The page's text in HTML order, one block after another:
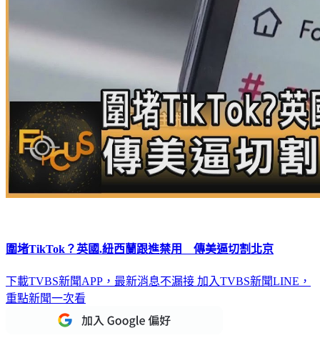
圍堵TikTok？英國.紐西蘭跟進禁用 傳美逼切割北京
下載TVBS新聞APP，最新消息不漏接 加入TVBS新聞LINE，
重點新聞一次看